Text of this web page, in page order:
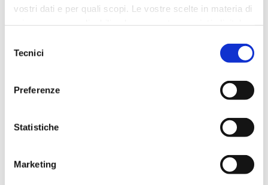
vostri dati e per quali scopi. Le vostre scelte in materia di
modificare o revocare il proprio consenso in qualsiasi
momento dalla Dichiarazione sui cookie o facendo clic
raccogliere informazioni sulla tua posizione
geografica, con un'approssimazione di qualche
Identificare il tuo dispositivo, scansionandolo
delTecnici
Preferenze
Statistiche
Marketing
Osteoporosi